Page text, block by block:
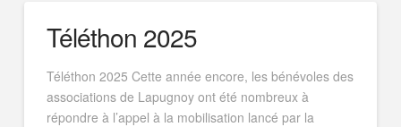
Téléthon 2025
Téléthon 2025 Cette année encore, les bénévoles des
associations de Lapugnoy ont été nombreux à
répondre à l’appel à la mobilisation lancé par la